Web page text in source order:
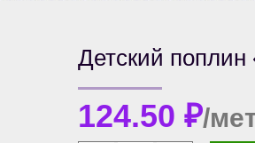
Детский поплин
124.50₽/